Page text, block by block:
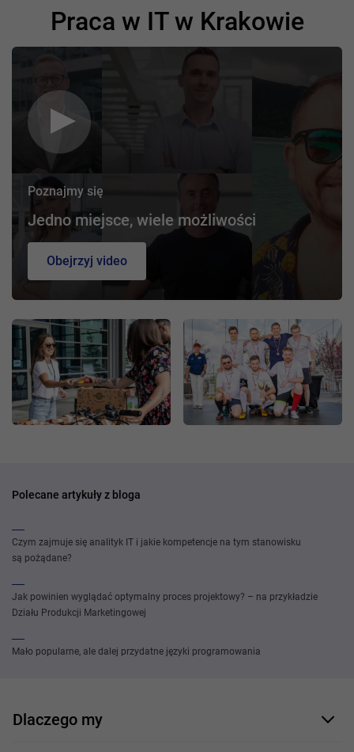
Praca w IT w Krakowie
Poznajmy się
Jedno miejsce, wiele możliwości
Obejrzyj video
Polecane artykuły z bloga
Czym zajmuje się analityk IT i jakie kompetencje na tym stanowisku
są pożądane?
Jak powinien wyglądać optymalny proces projektowy? – na przykładzie
Działu Produkcji Marketingowej
Mało popularne, ale dalej przydatne języki programowania
Dlaczego my